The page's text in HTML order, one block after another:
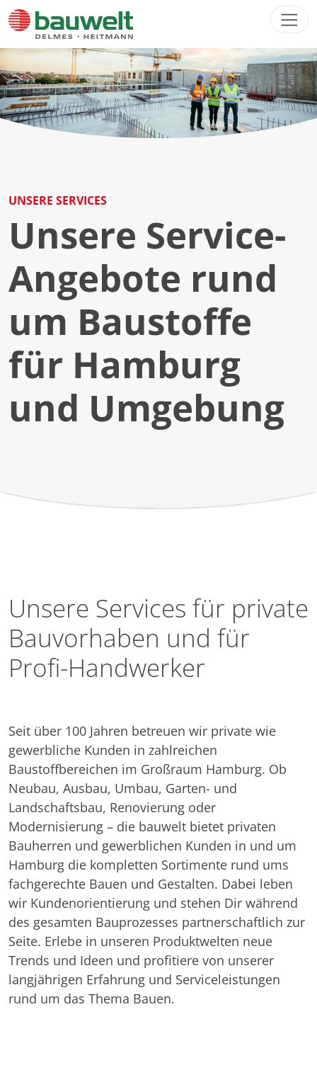
Direkt zur Hauptnavigation springen
Direkt zum Inhalt springen
UNSERE SERVICES
Unsere Service-
Angebote rund
um Bau­stoffe
für Hamburg
und Um­gebung
Unsere Services für private
Bau­vor­haben und für
Profi-Hand­werker
Seit über 100 Jahren betreuen wir private wie
gewerbliche Kunden in zahlreichen
Baustoffbereichen im Großraum Hamburg. Ob
Neubau, Ausbau, Umbau, Garten- und
Landschaftsbau, Renovierung oder
Modernisierung – die bauwelt bietet privaten
Bauherren und gewerblichen Kunden in und um
Hamburg die kompletten Sortimente rund ums
fachgerechte Bauen und Gestalten. Dabei leben
wir Kundenorientierung und stehen Dir während
des gesamten Bauprozesses partnerschaftlich zur
Seite. Erlebe in unseren Produktwelten neue
Trends und Ideen und profitiere von unserer
langjährigen Erfahrung und Serviceleistungen
rund um das Thema Bauen.